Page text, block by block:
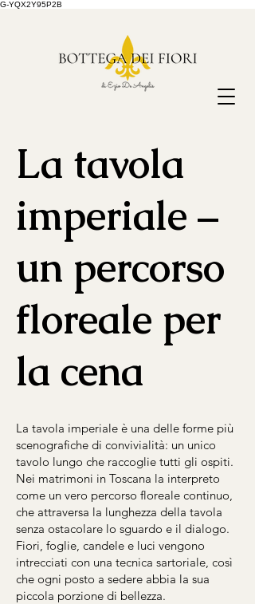
G-YQX2Y95P2B
La tavola
imperiale –
un percorso
floreale per
la cena
La tavola imperiale è una delle forme più
scenografiche di convivialità: un unico
tavolo lungo che raccoglie tutti gli ospiti.
Nei matrimoni in Toscana la interpreto
come un vero percorso floreale continuo,
che attraversa la lunghezza della tavola
senza ostacolare lo sguardo e il dialogo.
Fiori, foglie, candele e luci vengono
intrecciati con una tecnica sartoriale, così
che ogni posto a sedere abbia la sua
piccola porzione di bellezza.